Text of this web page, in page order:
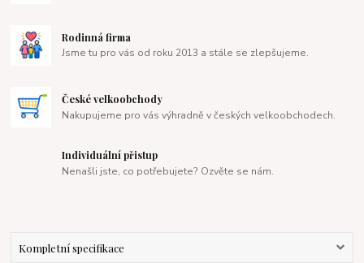
Rodinná firma
Jsme tu pro vás od roku 2013 a stále se zlepšujeme.
České velkoobchody
Nakupujeme pro vás výhradně v českých velkoobchodech.
Individuální přistup
Nenašli jste, co potřebujete? Ozvěte se nám.
Kompletní specifikace